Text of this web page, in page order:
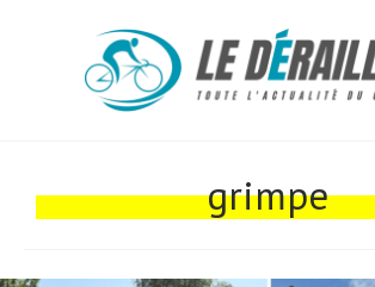
grimpe
Tests de produits
Conseils